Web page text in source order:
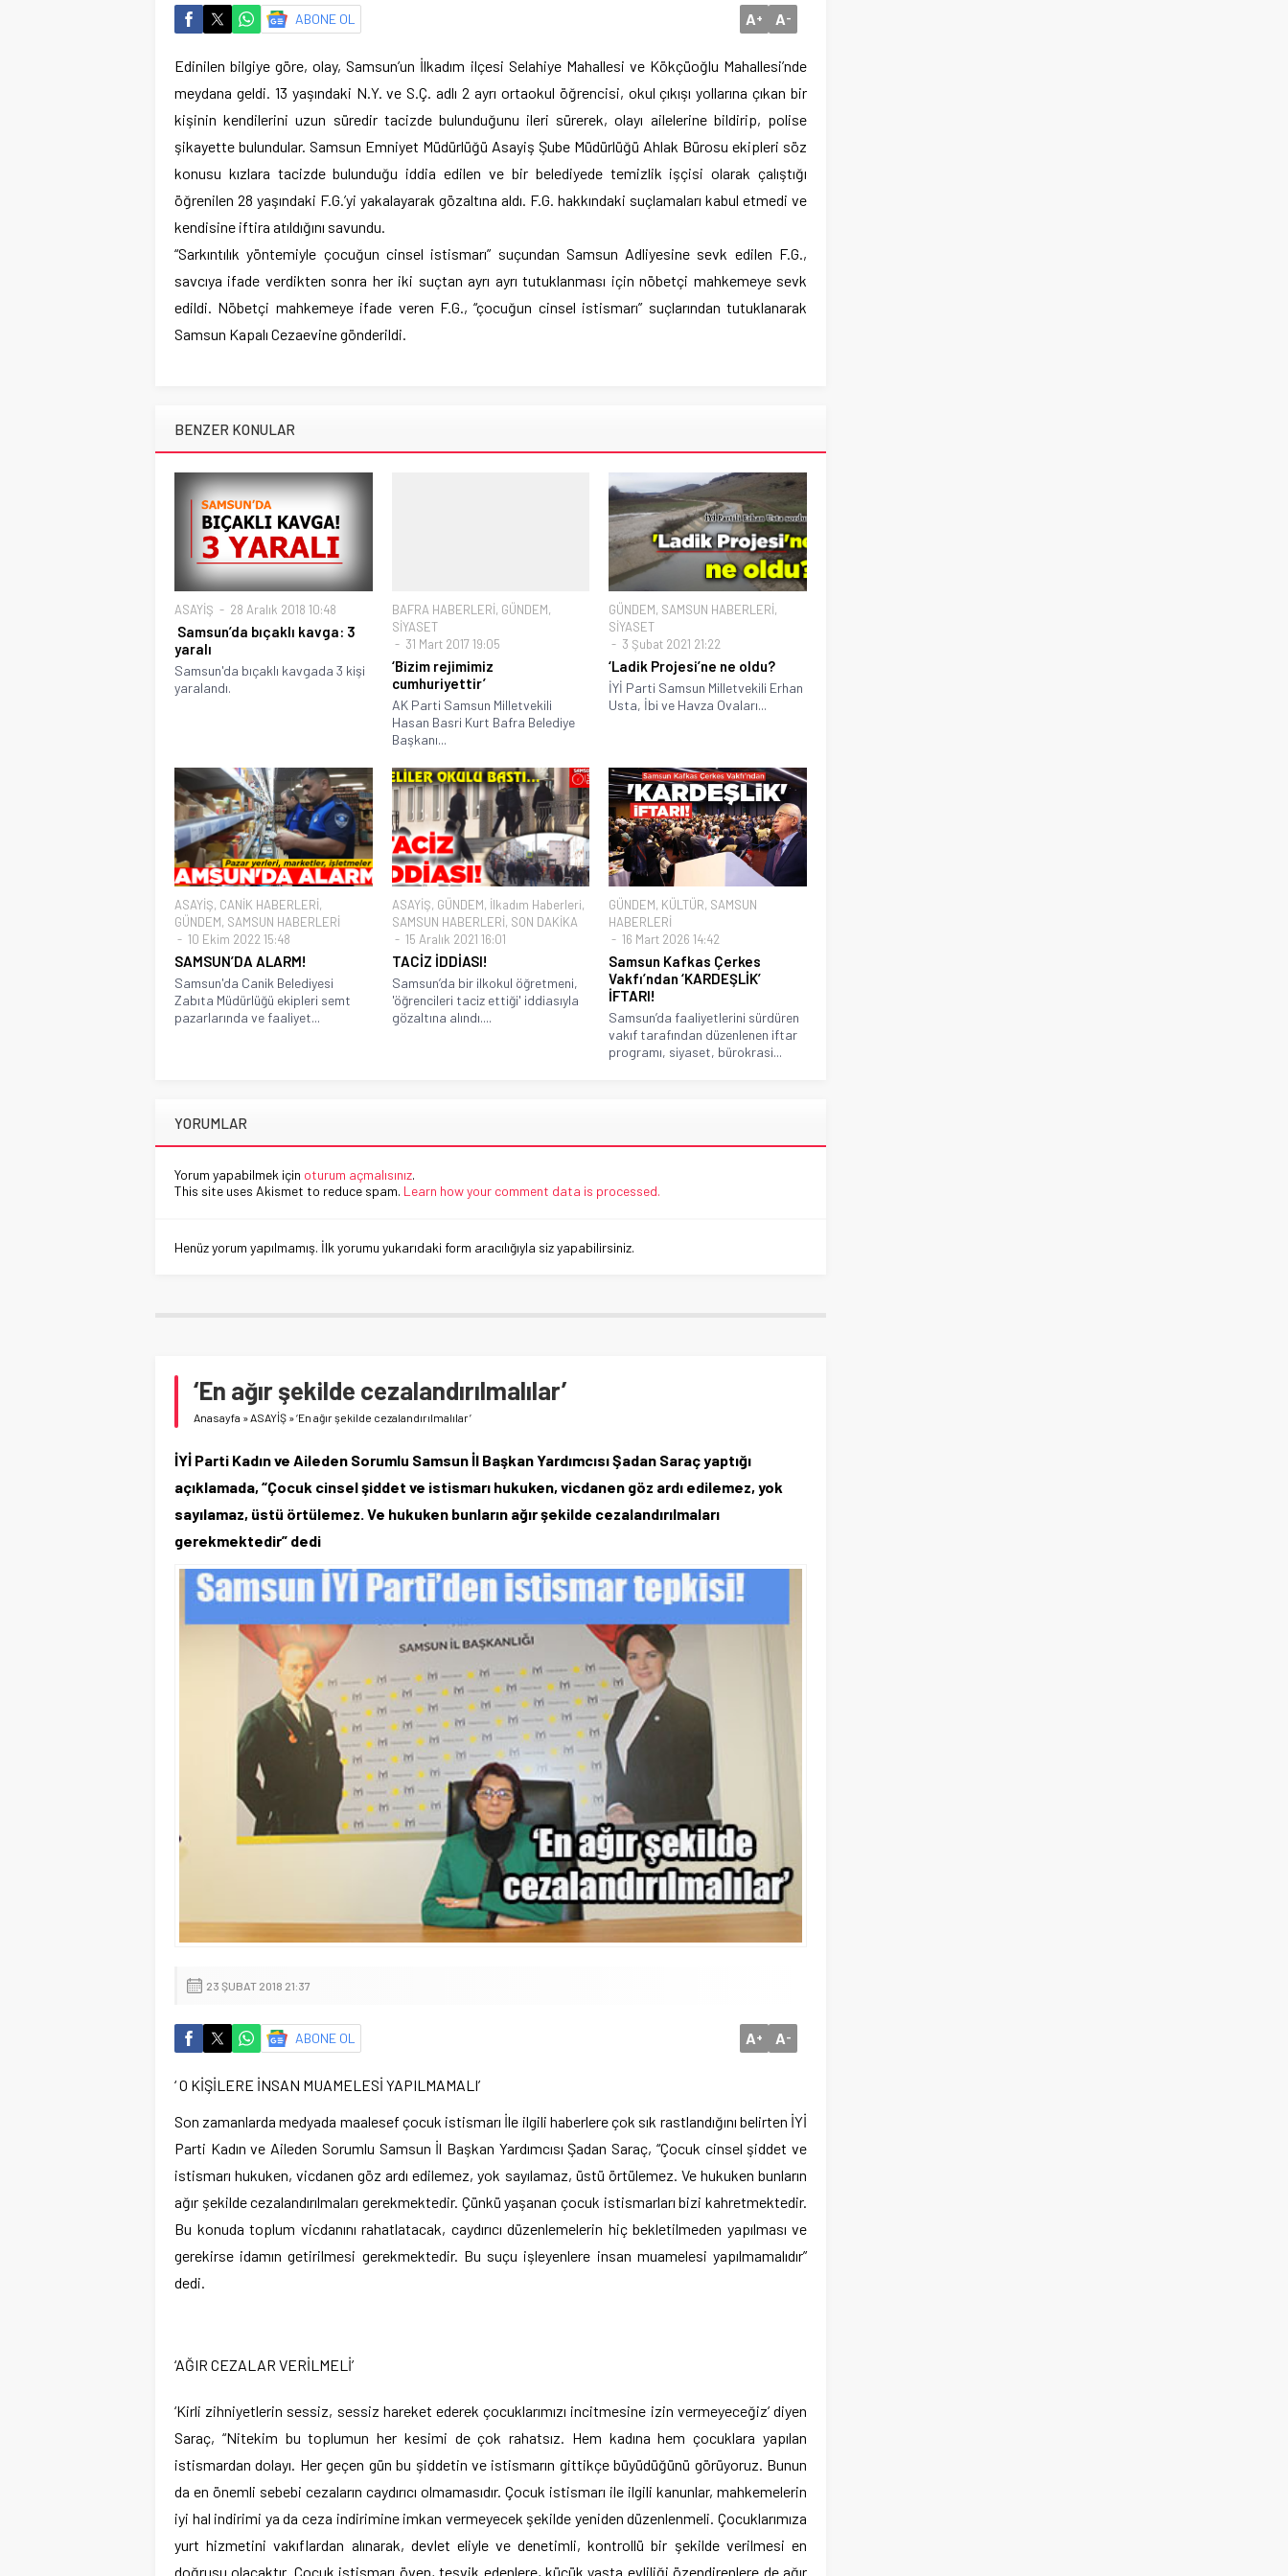
ABONE OL A+ A-
Edinilen bilgiye göre, olay, Samsun’un İlkadım ilçesi Selahiye Mahallesi ve Kökçüoğlu Mahallesi’nde
meydana geldi. 13 yaşındaki N.Y. ve S.Ç. adlı 2 ayrı ortaokul öğrencisi, okul çıkışı yollarına çıkan bir
kişinin kendilerini uzun süredir tacizde bulunduğunu ileri sürerek, olayı ailelerine bildirip, polise
şikayette bulundular. Samsun Emniyet Müdürlüğü Asayiş Şube Müdürlüğü Ahlak Bürosu ekipleri söz
konusu kızlara tacizde bulunduğu iddia edilen ve bir belediyede temizlik işçisi olarak çalıştığı
öğrenilen 28 yaşındaki F.G.’yi yakalayarak gözaltına aldı. F.G. hakkındaki suçlamaları kabul etmedi ve
kendisine iftira atıldığını savundu.
“Sarkıntılık yöntemiyle çocuğun cinsel istismarı” suçundan Samsun Adliyesine sevk edilen F.G.,
savcıya ifade verdikten sonra her iki suçtan ayrı ayrı tutuklanması için nöbetçi mahkemeye sevk
edildi. Nöbetçi mahkemeye ifade veren F.G., “çocuğun cinsel istismarı” suçlarından tutuklanarak
Samsun Kapalı Cezaevine gönderildi.
BENZER KONULAR
ASAYİŞ 28 Aralık 2018 10:48
Samsun’da bıçaklı kavga: 3
yaralı
Samsun'da bıçaklı kavgada 3 kişi
yaralandı.
BAFRA HABERLERİ, GÜNDEM,
SİYASET
31 Mart 2017 19:05
‘Bizim rejimimiz
cumhuriyettir’
AK Parti Samsun Milletvekili
Hasan Basri Kurt Bafra Belediye
Başkanı...
GÜNDEM, SAMSUN HABERLERİ,
SİYASET
3 Şubat 2021 21:22
‘Ladik Projesi’ne ne oldu?
İYİ Parti Samsun Milletvekili Erhan
Usta, İbi ve Havza Ovaları...
ASAYİŞ, CANİK HABERLERİ,
GÜNDEM, SAMSUN HABERLERİ
10 Ekim 2022 15:48
SAMSUN’DA ALARM!
Samsun'da Canik Belediyesi
Zabıta Müdürlüğü ekipleri semt
pazarlarında ve faaliyet...
ASAYİŞ, GÜNDEM, İlkadım Haberleri,
SAMSUN HABERLERİ, SON DAKİKA
15 Aralık 2021 16:01
TACİZ İDDİASI!
Samsun’da bir ilkokul öğretmeni,
'öğrencileri taciz ettiği' iddiasıyla
gözaltına alındı....
GÜNDEM, KÜLTÜR, SAMSUN
HABERLERİ
16 Mart 2026 14:42
Samsun Kafkas Çerkes
Vakfı’ndan ‘KARDEŞLİK’
İFTARI!
Samsun’da faaliyetlerini sürdüren
vakıf tarafından düzenlenen iftar
programı, siyaset, bürokrasi...
YORUMLAR
Yorum yapabilmek için oturum açmalısınız.
This site uses Akismet to reduce spam. Learn how your comment data is processed.
Henüz yorum yapılmamış. İlk yorumu yukarıdaki form aracılığıyla siz yapabilirsiniz.
‘En ağır şekilde cezalandırılmalılar’
Anasayfa »ASAYİŞ »‘En ağır şekilde cezalandırılmalılar’
İYİ Parti Kadın ve Aileden Sorumlu Samsun İl Başkan Yardımcısı Şadan Saraç yaptığı
açıklamada, “Çocuk cinsel şiddet ve istismarı hukuken, vicdanen göz ardı edilemez, yok
sayılamaz, üstü örtülemez. Ve hukuken bunların ağır şekilde cezalandırılmaları
gerekmektedir” dedi
23 ŞUBAT 2018 21:37
ABONE OL A+ A-
‘ O KİŞİLERE İNSAN MUAMELESİ YAPILMAMALI’
Son zamanlarda medyada maalesef çocuk istismarı İle ilgili haberlere çok sık rastlandığını belirten İYİ
Parti Kadın ve Aileden Sorumlu Samsun İl Başkan Yardımcısı Şadan Saraç, “Çocuk cinsel şiddet ve
istismarı hukuken, vicdanen göz ardı edilemez, yok sayılamaz, üstü örtülemez. Ve hukuken bunların
ağır şekilde cezalandırılmaları gerekmektedir. Çünkü yaşanan çocuk istismarları bizi kahretmektedir.
Bu konuda toplum vicdanını rahatlatacak, caydırıcı düzenlemelerin hiç bekletilmeden yapılması ve
gerekirse idamın getirilmesi gerekmektedir. Bu suçu işleyenlere insan muamelesi yapılmamalıdır”
dedi.
‘AĞIR CEZALAR VERİLMELİ’
‘Kirli zihniyetlerin sessiz, sessiz hareket ederek çocuklarımızı incitmesine izin vermeyeceğiz’ diyen
Saraç, “Nitekim bu toplumun her kesimi de çok rahatsız. Hem kadına hem çocuklara yapılan
istismardan dolayı. Her geçen gün bu şiddetin ve istismarın gittikçe büyüdüğünü görüyoruz. Bunun
da en önemli sebebi cezaların caydırıcı olmamasıdır. Çocuk istismarı ile ilgili kanunlar, mahkemelerin
iyi hal indirimi ya da ceza indirimine imkan vermeyecek şekilde yeniden düzenlenmeli. Çocuklarımıza
yurt hizmetini vakıflardan alınarak, devlet eliyle ve denetimli, kontrollü bir şekilde verilmesi en
doğrusu olacaktır. Çocuk istismarı öven, teşvik edenlere, küçük yaşta evliliği özendirenlere de ağır